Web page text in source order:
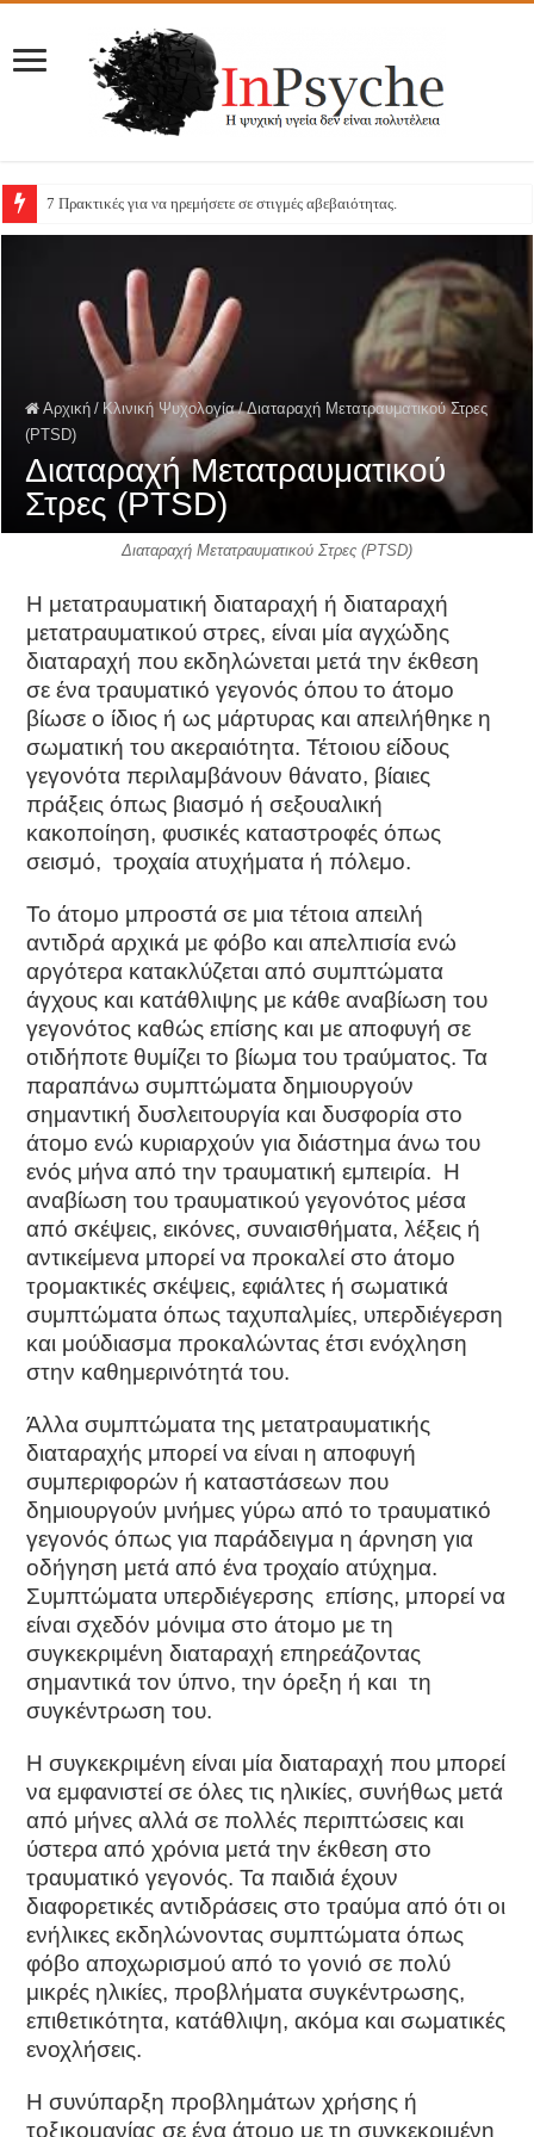
7 Πρακτικές για να ηρεμήσετε σε στιγμές αβεβαιότητας.
Αρχική / Κλινική Ψυχολογία / Διαταραχή Μετατραυματικού Στρες
(PTSD)
Διαταραχή Μετατραυματικού
Στρες (PTSD)
Διαταραχή Μετατραυματικού Στρες (PTSD)
Η μετατραυματική διαταραχή ή διαταραχή
μετατραυματικού στρες, είναι μία αγχώδης
διαταραχή που εκδηλώνεται μετά την έκθεση
σε ένα τραυματικό γεγονός όπου το άτομο
βίωσε ο ίδιος ή ως μάρτυρας και απειλήθηκε η
σωματική του ακεραιότητα. Τέτοιου είδους
γεγονότα περιλαμβάνουν θάνατο, βίαιες
πράξεις όπως βιασμό ή σεξουαλική
κακοποίηση, φυσικές καταστροφές όπως
σεισμό, τροχαία ατυχήματα ή πόλεμο.
Το άτομο μπροστά σε μια τέτοια απειλή
αντιδρά αρχικά με φόβο και απελπισία ενώ
αργότερα κατακλύζεται από συμπτώματα
άγχους και κατάθλιψης με κάθε αναβίωση του
γεγονότος καθώς επίσης και με αποφυγή σε
οτιδήποτε θυμίζει το βίωμα του τραύματος. Τα
παραπάνω συμπτώματα δημιουργούν
σημαντική δυσλειτουργία και δυσφορία στο
άτομο ενώ κυριαρχούν για διάστημα άνω του
ενός μήνα από την τραυματική εμπειρία. Η
αναβίωση του τραυματικού γεγονότος μέσα
από σκέψεις, εικόνες, συναισθήματα, λέξεις ή
αντικείμενα μπορεί να προκαλεί στο άτομο
τρομακτικές σκέψεις, εφιάλτες ή σωματικά
συμπτώματα όπως ταχυπαλμίες, υπερδιέγερση
και μούδιασμα προκαλώντας έτσι ενόχληση
στην καθημερινότητά του.
Άλλα συμπτώματα της μετατραυματικής
διαταραχής μπορεί να είναι η αποφυγή
συμπεριφορών ή καταστάσεων που
δημιουργούν μνήμες γύρω από το τραυματικό
γεγονός όπως για παράδειγμα η άρνηση για
οδήγηση μετά από ένα τροχαίο ατύχημα.
Συμπτώματα υπερδιέγερσης επίσης, μπορεί να
είναι σχεδόν μόνιμα στο άτομο με τη
συγκεκριμένη διαταραχή επηρεάζοντας
σημαντικά τον ύπνο, την όρεξη ή και τη
συγκέντρωση του.
Η συγκεκριμένη είναι μία διαταραχή που μπορεί
να εμφανιστεί σε όλες τις ηλικίες, συνήθως μετά
από μήνες αλλά σε πολλές περιπτώσεις και
ύστερα από χρόνια μετά την έκθεση στο
τραυματικό γεγονός. Τα παιδιά έχουν
διαφορετικές αντιδράσεις στο τραύμα από ότι οι
ενήλικες εκδηλώνοντας συμπτώματα όπως
φόβο αποχωρισμού από το γονιό σε πολύ
μικρές ηλικίες, προβλήματα συγκέντρωσης,
επιθετικότητα, κατάθλιψη, ακόμα και σωματικές
ενοχλήσεις.
Η συνύπαρξη προβλημάτων χρήσης ή
τοξικομανίας σε ένα άτομο με τη συγκεκριμένη